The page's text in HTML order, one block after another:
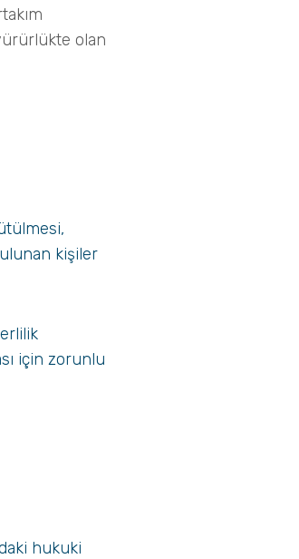
olan
kişiler
için zorunlu
hukuki